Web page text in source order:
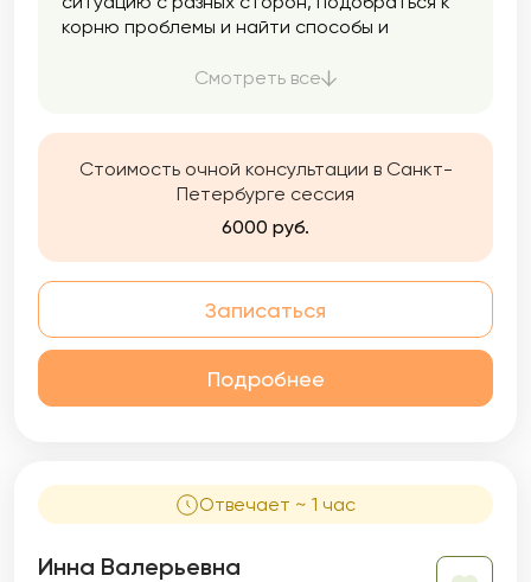
корню проблемы и найти способы и
Смотреть все
Стоимость очной консультации в Санкт-
Петербурге сессия
6000 руб.
Записаться
Подробнее
Отвечает ~ 1 час
Инна Валерьевна